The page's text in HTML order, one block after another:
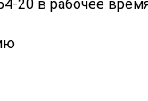
20 в рабочее